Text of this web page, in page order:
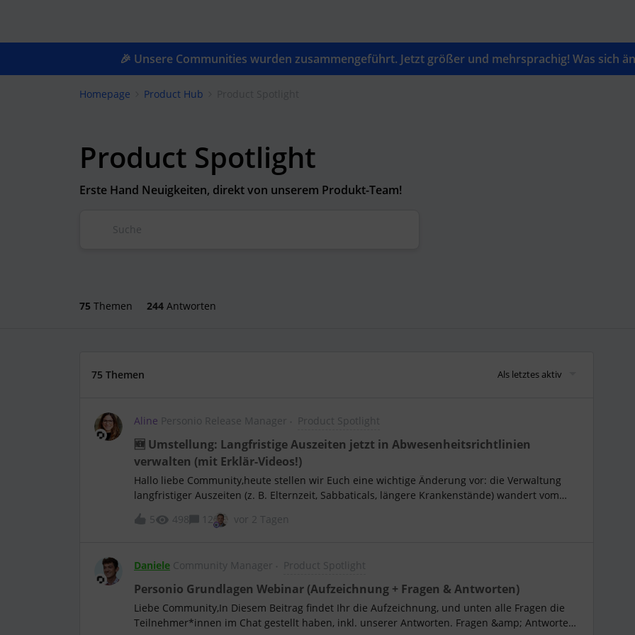
🎉 Unsere Communities wurden zusammengeführt. Jetzt größer und mehrsprachig! Was sich
Homepage Product Hub
Product Spotlight
Erste Hand Neuigkeiten, direkt von unserem Produkt-Team!
75 Themen 244 Antworten
75 Themen Als letztes aktiv
Aline Personio Release Manager Product Spotlight
🆕 Umstellung: Langfristige Auszeiten jetzt in Abwesenheitsrichtlinien
verwalten (mit Erklär-Videos!)
Hallo liebe Community,heute stellen wir Euch eine wichtige Änderung vor: die Verwaltung
langfristiger Auszeiten (z. B. Elternzeit, Sabbaticals, längere Krankenstände) wandert vom
einen separaten, fest einprogrammierten Ablauf “Arbeitsverhältnis aussetzen” mit eigenen,
jetzt über dieselben Abwesenheitsrichtlinien ⚙️ Konfigurierbare Regeln: Vergütung,
Mitarbeitendenstatus und Anspruch auf bezahlte Abwesenheit lassen sich je Richtlinie
individuell einstellen, statt fest einprogrammiert zu sein ✏️ Einfachere Bearbeitung: Ihr könnt
bereits zugewiesene Richtlinien bearbeiten und ein Wirksamkeitsdatum festlegen, ohne sie
zu duplizieren 📅 Sichtbarkeit im Kalender: Alle Abwesenheiten und Auszeiten erscheinen
5 498 12 vor 2 Tagen
Daniele Community Manager Product Spotlight
Personio Grundlagen Webinar (Aufzeichnung + Fragen & Antworten)
Liebe Community,In Diesem Beitrag findet Ihr die Aufzeichnung, und unten alle Fragen die
Teilnehmer*innen im Chat gestellt haben, inkl. unserer Antworten. Fragen &amp; Antworten